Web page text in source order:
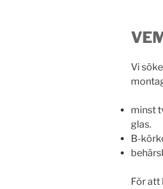
Vi
minst
glas.
B-
För att